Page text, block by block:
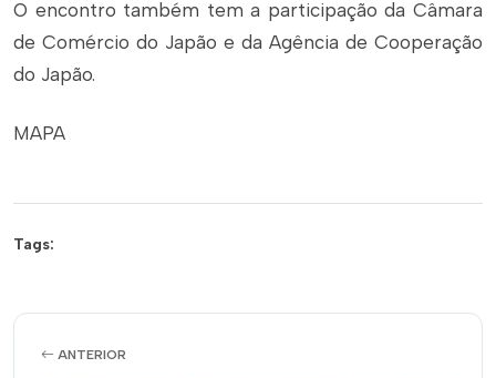
O encontro também tem a participação da Câmara
de Comércio do Japão e da Agência de Cooperação
do Japão.
MAPA
Tags:
ANTERIOR